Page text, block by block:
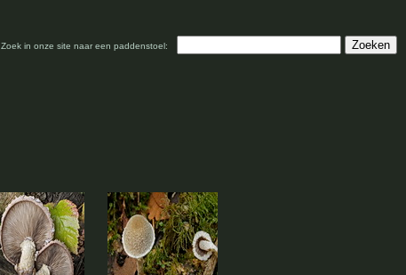
Zoek in onze site naar een paddenstoel: